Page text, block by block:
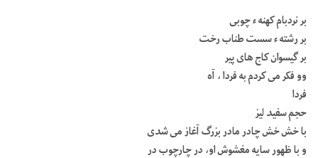
بر نردبام کهنه ء چوبی
بر رشته ء سست طناب رخت
بر گیسوان کاج های پیر
وو فکر می کردم به فردا ، آه
فردا
حجم سفید لیز
با خش خش چادر مادر بزرگ آغاز می شدی
و با ظهور سایه مغشوش او، در چارچوب در